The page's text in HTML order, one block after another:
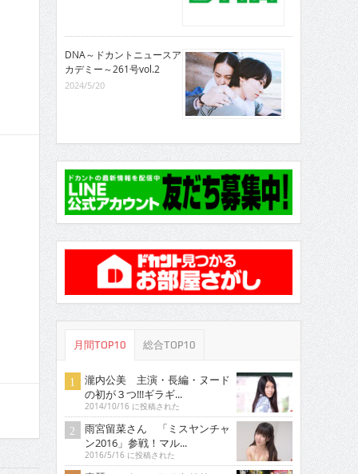
DNA～ドカントニュースア
カデミー～261号vol.2
2024/5/20
月間TOP10 総合TOP10
瀧内公美 主演・長編・ヌード
の初が３つ!!!ギラギ...
2014/10/16 に投稿された
雨宮留菜さん 「ミスヤンチャ
ン2016」参戦！マル...
2016/5/16 に投稿された